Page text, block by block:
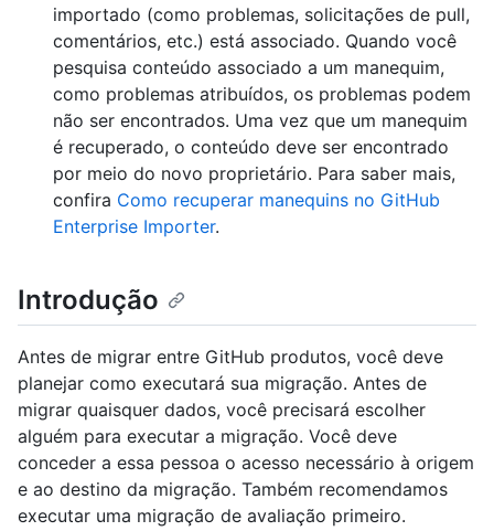
importado (como problemas, solicitações de pull,
comentários, etc.) está associado. Quando você
pesquisa conteúdo associado a um manequim,
como problemas atribuídos, os problemas podem
não ser encontrados. Uma vez que um manequim
é recuperado, o conteúdo deve ser encontrado
por meio do novo proprietário. Para saber mais,
confira Como recuperar manequins no GitHub
Enterprise Importer.
Introdução
Antes de migrar entre GitHub produtos, você deve
planejar como executará sua migração. Antes de
migrar quaisquer dados, você precisará escolher
alguém para executar a migração. Você deve
conceder a essa pessoa o acesso necessário à origem
e ao destino da migração. Também recomendamos
executar uma migração de avaliação primeiro.